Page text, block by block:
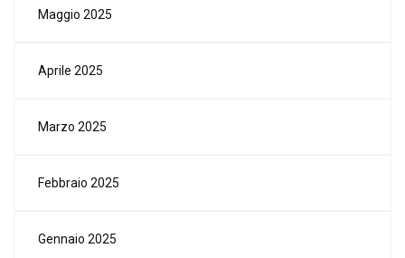
Maggio 2025
Aprile 2025
Marzo 2025
Febbraio 2025
Gennaio 2025